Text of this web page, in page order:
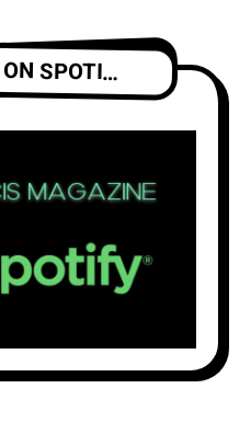
FOLLOW US ON SPOTIFY